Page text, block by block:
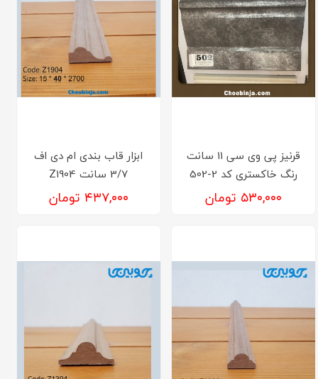
قرنیز پی وی سی 11 سانت
رنگ خاکستری کد 2-502
۵۳۰,۰۰۰ تومان
ابزار قاب بندی ام دی اف
3/7 سانت Z1904
۴۳۷,۰۰۰ تومان